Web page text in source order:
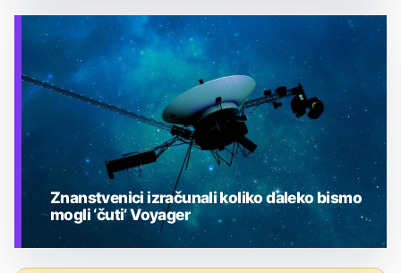
TEHNOLOGIJA
Znanstvenici izračunali koliko daleko bismo
mogli ‘čuti’ Voyager